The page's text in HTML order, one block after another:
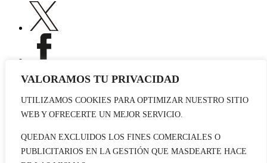
VALORAMOS TU PRIVACIDAD
UTILIZAMOS COOKIES PARA OPTIMIZAR NUESTRO SITIO
WEB Y OFRECERTE UN MEJOR SERVICIO.
QUEDAN EXCLUIDOS LOS FINES COMERCIALES O
PUBLICITARIOS EN LA GESTIÓN QUE MASDEARTE HACE
Publicidad
Contacto
© 2026 masdearte. Información de exposiciones, museos y artistas